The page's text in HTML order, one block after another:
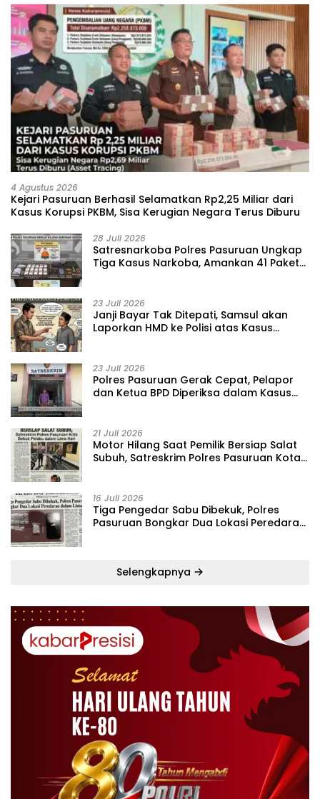
4 Agustus 2026
Kejari Pasuruan Berhasil Selamatkan Rp2,25 Miliar dari
Kasus Korupsi PKBM, Sisa Kerugian Negara Terus Diburu
28 Juli 2026
‎Satresnarkoba Polres Pasuruan Ungkap
Tiga Kasus Narkoba, Amankan 41 Paket
23 Juli 2026
‎Janji Bayar Tak Ditepati, Samsul akan
Laporkan HMD ke Polisi atas Kasus
23 Juli 2026
‎Polres Pasuruan Gerak Cepat, Pelapor
dan Ketua BPD Diperiksa dalam Kasus
21 Juli 2026
‎Motor Hilang Saat Pemilik Bersiap Salat
Subuh, Satreskrim Polres Pasuruan Kota
16 Juli 2026
Tiga Pengedar Sabu Dibekuk, Polres
Pasuruan Bongkar Dua Lokasi Peredaran
Selengkapnya